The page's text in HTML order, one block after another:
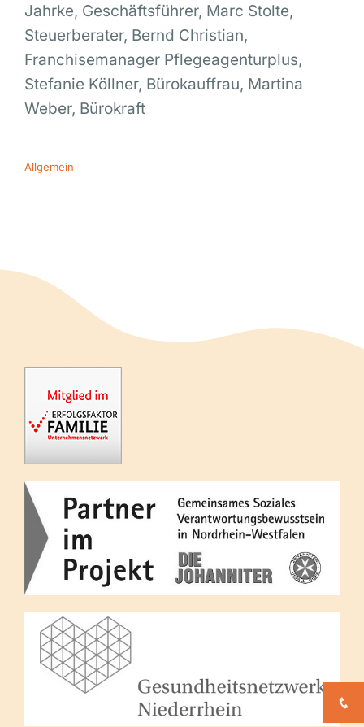
Jahrke, Geschäftsführer, Marc Stolte,
Steuerberater, Bernd Christian,
Franchisemanager Pflegeagenturplus,
Stefanie Köllner, Bürokauffrau, Martina
Weber, Bürokraft
Allgemein